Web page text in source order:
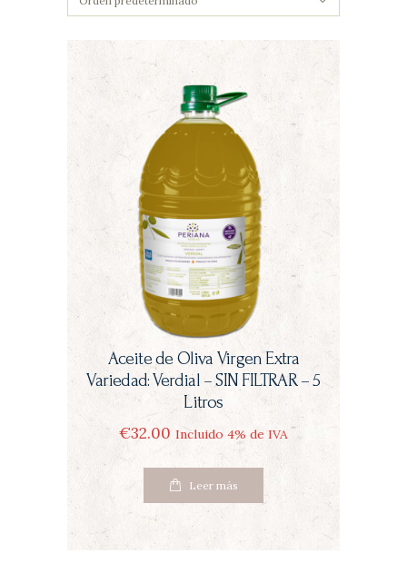
Aceite de Oliva Virgen Extra
Variedad: Verdial – SIN FILTRAR – 5
Litros
€32 00 Incluido 4% de IVA
Leer más